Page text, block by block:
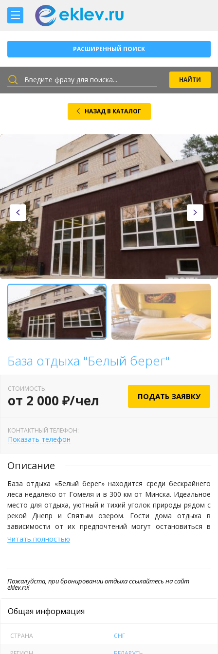
РАСШИРЕННЫЙ ПОИСК
НАЗАД В КАТАЛОГ
База отдыха "Белый берег"
СТОИМОСТЬ:
от 2 000 ₽/чел ПОДАТЬ ЗАЯВКУ
КОНТАКТНЫЙ ТЕЛЕФОН:
Показать телефон
Описание
База отдыха «Белый берег» находится среди бескрайнего
леса недалеко от Гомеля и в 300 км от Минска. Идеальное
место для отдыха, уютный и тихий уголок природы рядом с
рекой Днепр и Святым озером. Гости дома отдыха в
зависимости от их предпочтений могут остановиться в
новом современном корпусе, гостевом доме или домике с
первом этаже находится банкетный зал на 90 человек. На
этаже - 12 однокомнатных номеров с балконом и 7
В трехэтажном гостевом доме «Белого берега» может
Читать полностью
Пожалуйста, при бронировании отдыха ссылайтесь на сайт
eklev.ru!
Общая информация
СТРАНА СНГ